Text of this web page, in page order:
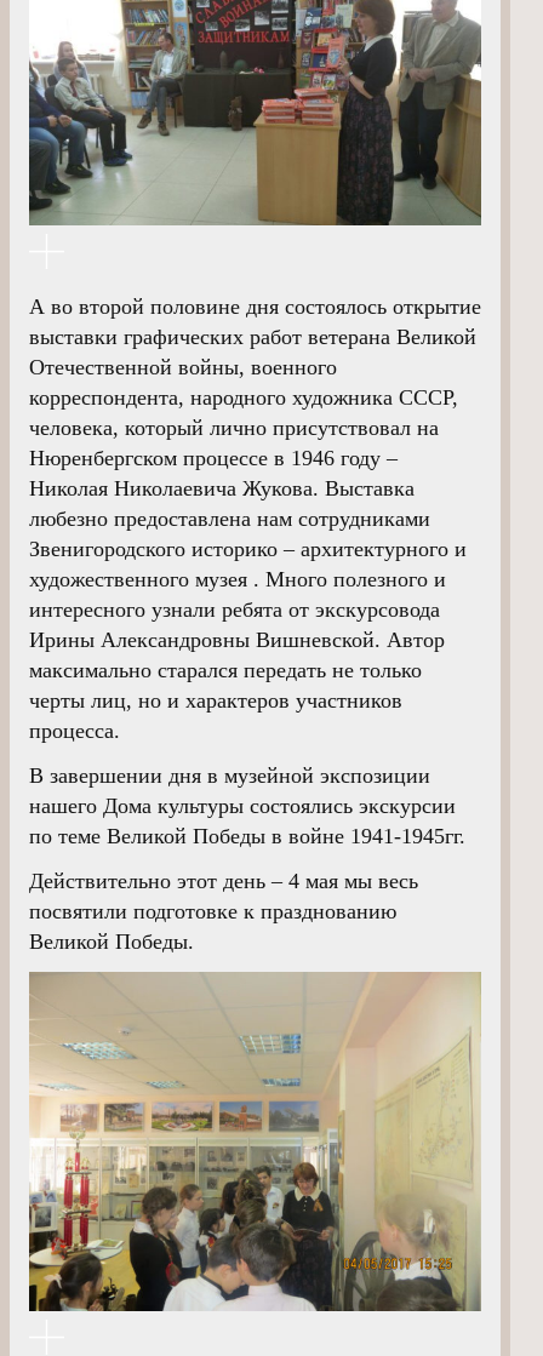
А во второй половине дня состоялось открытие
выставки графических работ ветерана Великой
Отечественной войны, военного
корреспондента, народного художника СССР,
человека, который лично присутствовал на
Нюренбергском процессе в 1946 году –
Николая Николаевича Жукова. Выставка
любезно предоставлена нам сотрудниками
Звенигородского историко – архитектурного и
художественного музея . Много полезного и
интересного узнали ребята от экскурсовода
Ирины Александровны Вишневской. Автор
максимально старался передать не только
черты лиц, но и характеров участников
процесса.
В завершении дня в музейной экспозиции
нашего Дома культуры состоялись экскурсии
по теме Великой Победы в войне 1941-1945гг.
Действительно этот день – 4 мая мы весь
посвятили подготовке к празднованию
Великой Победы.